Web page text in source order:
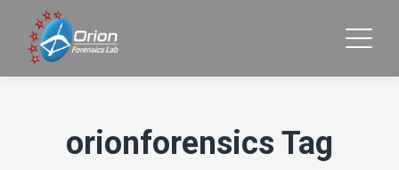
orionforensics Tag